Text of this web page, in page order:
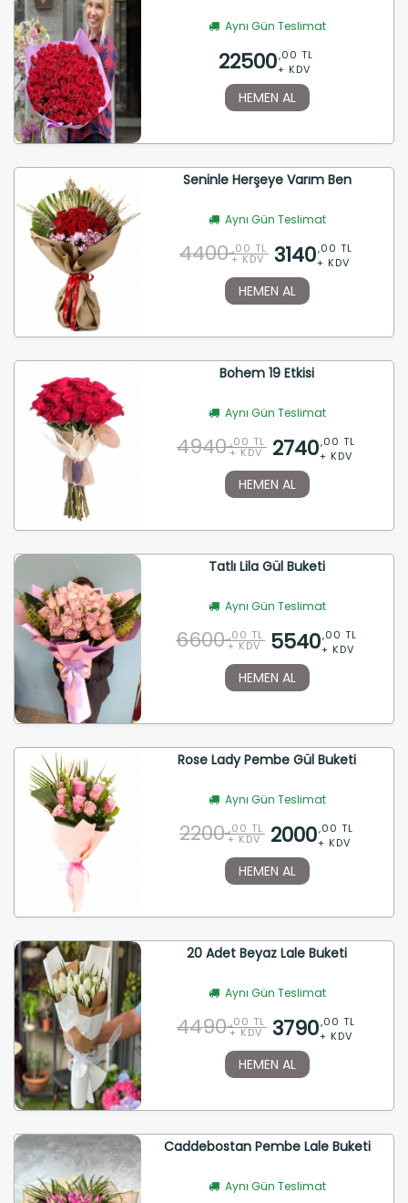
Aynı Gün Teslimat
22500,00 TL
+ KDV
HEMEN AL
Seninle Herşeye Varım Ben
Aynı Gün Teslimat
4400 ,00 TL
+ KDV 3140,00 TL
+ KDV
HEMEN AL
Bohem 19 Etkisi
Aynı Gün Teslimat
4940 ,00 TL
+ KDV 2740,00 TL
+ KDV
HEMEN AL
Tatlı Lila Gül Buketi
Aynı Gün Teslimat
6600 ,00 TL
+ KDV 5540,00 TL
+ KDV
HEMEN AL
Rose Lady Pembe Gül Buketi
Aynı Gün Teslimat
2200 ,00 TL
+ KDV 2000,00 TL
+ KDV
HEMEN AL
20 Adet Beyaz Lale Buketi
Aynı Gün Teslimat
4490 ,00 TL
+ KDV 3790,00 TL
+ KDV
HEMEN AL
Caddebostan Pembe Lale Buketi
Aynı Gün Teslimat